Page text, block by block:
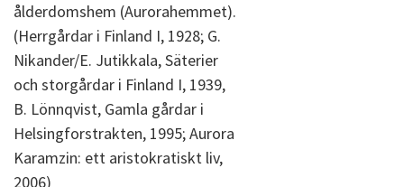
ålderdomshem (Aurorahemmet).
(Herrgårdar i Finland I, 1928; G.
Nikander/E. Jutikkala, Säterier
och storgårdar i Finland I, 1939,
B. Lönnqvist, Gamla gårdar i
Helsingforstrakten, 1995; Aurora
Karamzin: ett aristokratiskt liv,
2006)